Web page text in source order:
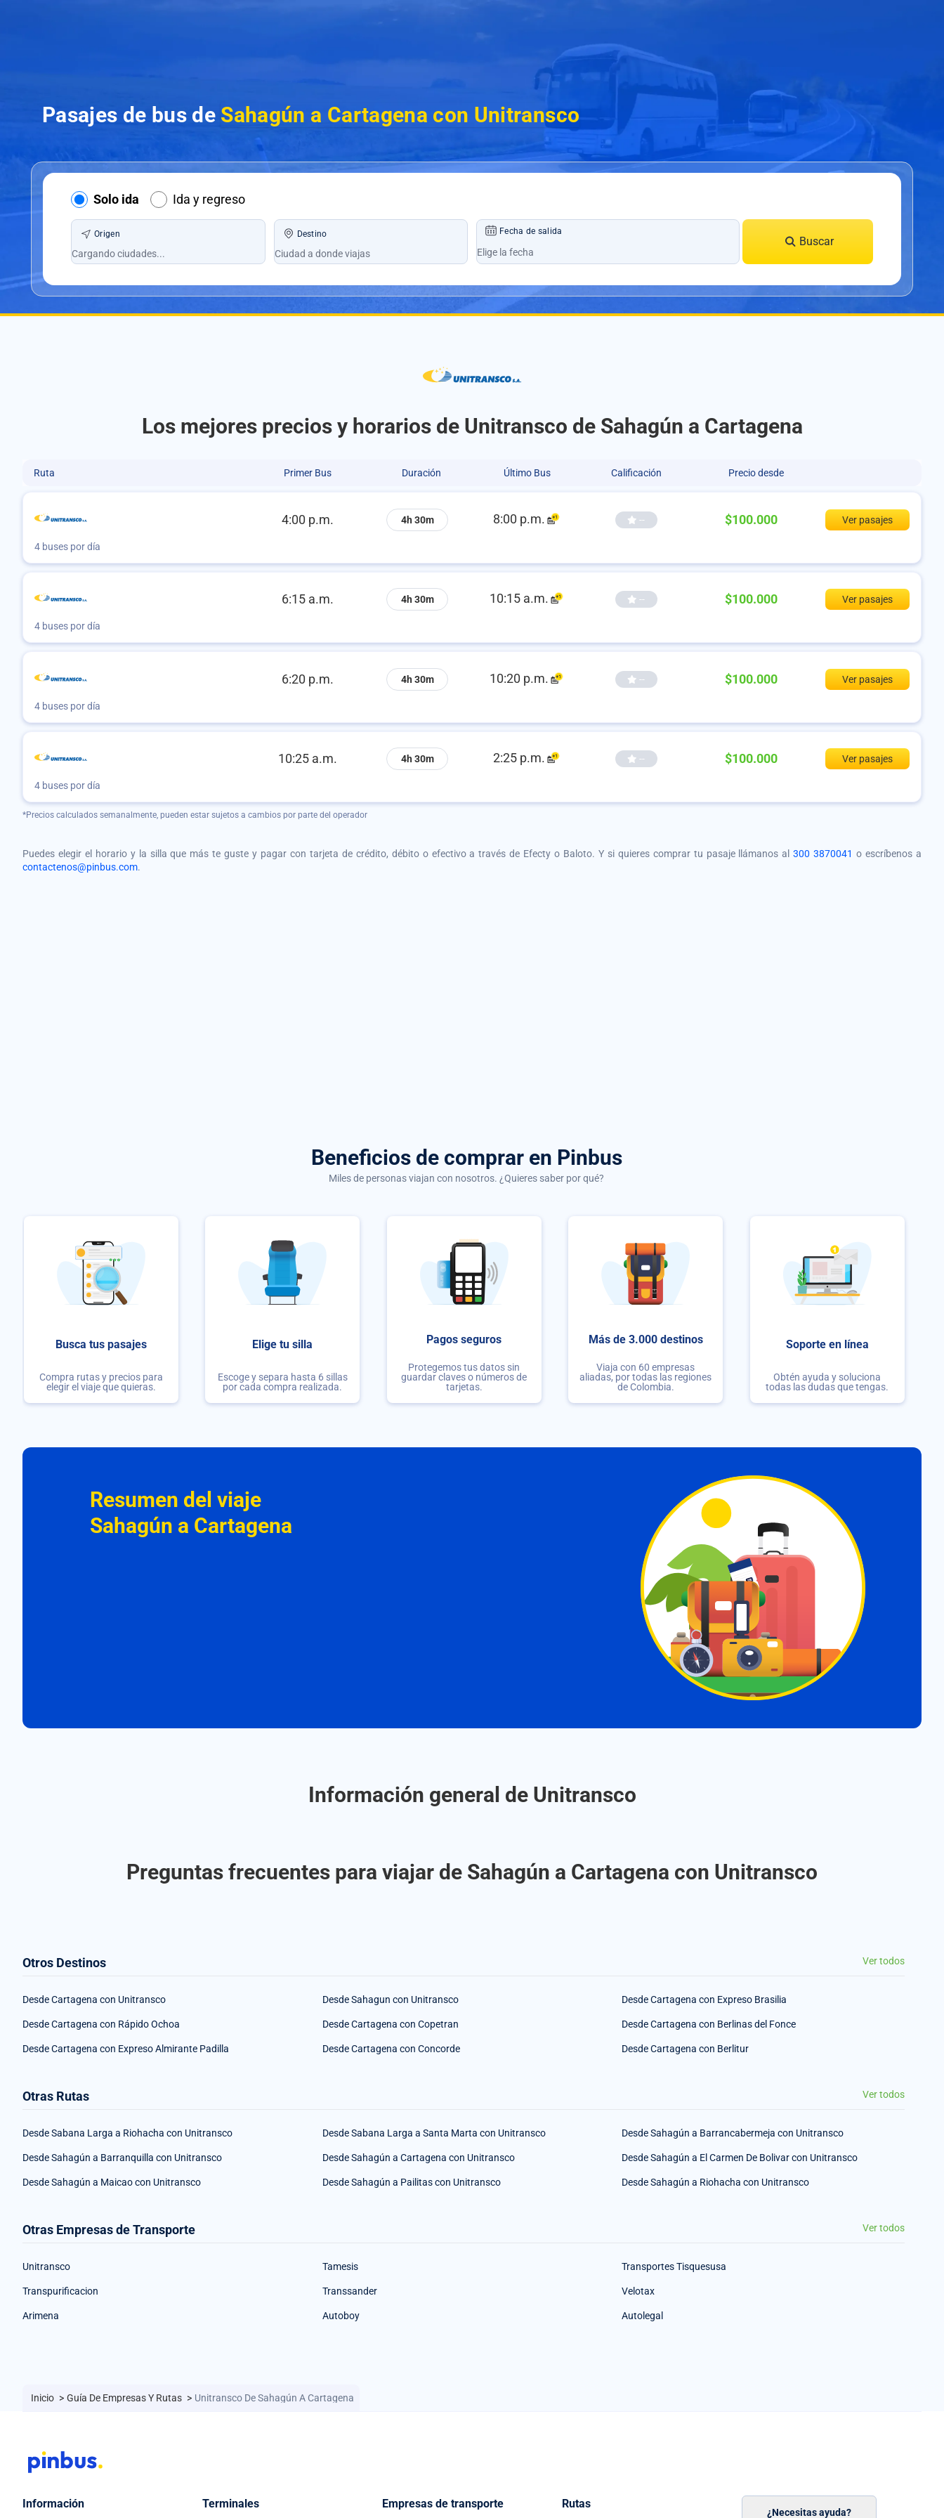
Pasajes de bus de Sahagún a Cartagena con Unitransco
Solo ida Ida y regreso
Origen Destino Fecha de salida
Buscar
Los mejores precios y horarios de Unitransco de Sahagún a Cartagena
Ruta Primer Bus Duración Último Bus Calificación Precio desde
4:00 p.m. 4h 30m 8:00 p.m. -- $100.000 Ver pasajes
4 buses por día
6:15 a.m. 4h 30m 10:15 a.m. -- $100.000 Ver pasajes
4 buses por día
6:20 p.m. 4h 30m 10:20 p.m. -- $100.000 Ver pasajes
4 buses por día
10:25 a.m. 4h 30m 2:25 p.m. -- $100.000 Ver pasajes
4 buses por día
*Precios calculados semanalmente, pueden estar sujetos a cambios por parte del operador
Puedes elegir el horario y la silla que más te guste y pagar con tarjeta de crédito, débito o efectivo a través de Efecty o Baloto. Y si quieres comprar tu pasaje llámanos al300 3870041 o escríbenos a
contactenos@pinbus.com.
Beneficios de comprar en Pinbus
Miles de personas viajan con nosotros. ¿Quieres saber por qué?
Busca tus pasajes
Compra rutas y precios para
elegir el viaje que quieras.
Elige tu silla
Escoge y separa hasta 6 sillas
por cada compra realizada.
Pagos seguros
Protegemos tus datos sin
guardar claves o números de
tarjetas.
Más de 3.000 destinos
Viaja con 60 empresas
aliadas, por todas las regiones
de Colombia.
Soporte en línea
Obtén ayuda y soluciona
todas las dudas que tengas.
Resumen del viaje
Sahagún a Cartagena
Información general de Unitransco
Preguntas frecuentes para viajar de Sahagún a Cartagena con Unitransco
Otros Destinos Ver todos
Desde Cartagena con Unitransco Desde Sahagun con Unitransco Desde Cartagena con Expreso Brasilia
Desde Cartagena con Rápido Ochoa Desde Cartagena con Copetran Desde Cartagena con Berlinas del Fonce
Desde Cartagena con Expreso Almirante Padilla Desde Cartagena con Concorde Desde Cartagena con Berlitur
Otras Rutas Ver todos
Desde Sabana Larga a Riohacha con Unitransco Desde Sabana Larga a Santa Marta con Unitransco Desde Sahagún a Barrancabermeja con Unitransco
Desde Sahagún a Barranquilla con Unitransco Desde Sahagún a Cartagena con Unitransco Desde Sahagún a El Carmen De Bolivar con Unitransco
Desde Sahagún a Maicao con Unitransco Desde Sahagún a Pailitas con Unitransco Desde Sahagún a Riohacha con Unitransco
Otras Empresas de Transporte Ver todos
Unitransco Tamesis Transportes Tisquesusa
Transpurificacion Transsander Velotax
Arimena Autoboy Autolegal
Inicio > Guía De Empresas Y Rutas > Unitransco De Sahagún A Cartagena
Información Terminales Empresas de transporte Rutas
¿Necesitas ayuda?